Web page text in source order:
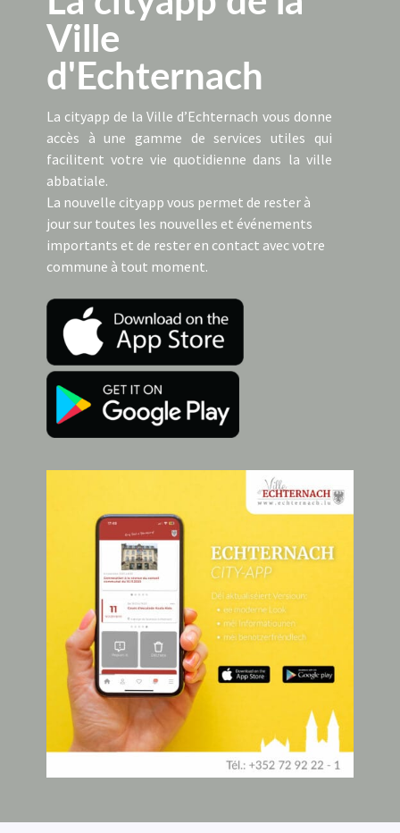
Ville
d'Echternach
La cityapp de la Ville d’Echternach vous donne
accès à une gamme de services utiles qui
facilitent votre vie quotidienne dans la ville
abbatiale.
La nouvelle cityapp vous permet de rester à
jour sur toutes les nouvelles et événements
importants et de rester en contact avec votre
commune à tout moment.